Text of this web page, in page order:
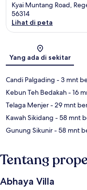
Kyai Muntang Road,
56314
Lihat di peta
Yang ada di sekitar
Candi Palgading - 3 mnt
Kebun Teh Bedakah- 16
Telaga Menjer- 29 mnt
Kawah Sikidang - 58 mnt
Gunung Sikunir- 58 mnt
Tentang
Abhaya Villa